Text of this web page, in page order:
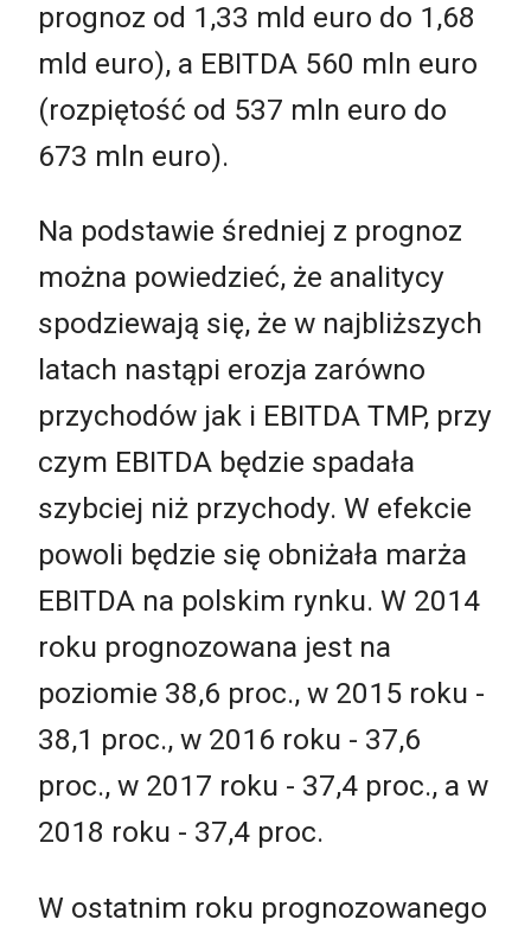
prognoz od 1,33 mld euro do 1,68
mld euro), a EBITDA 560 mln euro
(rozpiętość od 537 mln euro do
673 mln euro).
Na podstawie średniej z prognoz
można powiedzieć, że analitycy
spodziewają się, że w najbliższych
latach nastąpi erozja zarówno
przychodów jak i EBITDA TMP, przy
czym EBITDA będzie spadała
szybciej niż przychody. W efekcie
powoli będzie się obniżała marża
EBITDA na polskim rynku. W 2014
roku prognozowana jest na
poziomie 38,6 proc., w 2015 roku -
38,1 proc., w 2016 roku - 37,6
proc., w 2017 roku - 37,4 proc., a w
2018 roku - 37,4 proc.
W ostatnim roku prognozowanego